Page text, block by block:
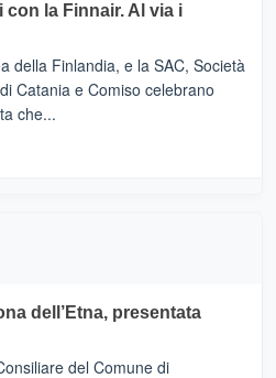
con la Finnair. Al via i
della Finlandia, e la SAC, Società
Catania e Comiso celebrano
che...
dell’Etna, presentata
del Comune di